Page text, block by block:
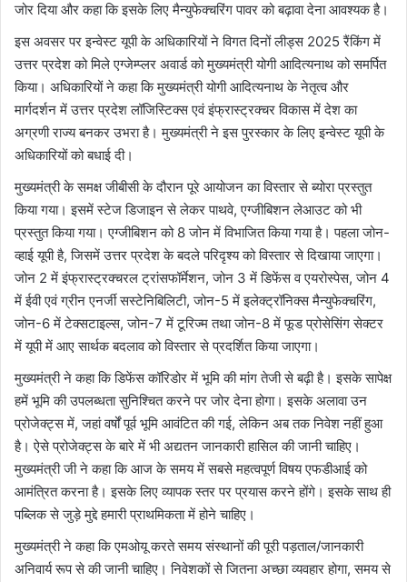
जोर दिया और कहा कि इसके लिए मैन्युफेक्चरिंग पावर को बढ़ावा देना आवश्यक है।
इस अवसर पर इन्वेस्ट यूपी के अधिकारियों ने विगत दिनों लीड्स 2025 रैंकिंग में
उत्तर प्रदेश को मिले एग्जेम्प्लर अवार्ड को मुख्यमंत्री योगी आदित्यनाथ को समर्पित
किया। अधिकारियों ने कहा कि मुख्यमंत्री योगी आदित्यनाथ के नेतृत्व और
मार्गदर्शन में उत्तर प्रदेश लॉजिस्टिक्स एवं इंफ्रास्ट्रक्चर विकास में देश का
अग्रणी राज्य बनकर उभरा है। मुख्यमंत्री ने इस पुरस्कार के लिए इन्वेस्ट यूपी के
अधिकारियों को बधाई दी।
मुख्यमंत्री के समक्ष जीबीसी के दौरान पूरे आयोजन का विस्तार से ब्योरा प्रस्तुत
किया गया। इसमें स्टेज डिजाइन से लेकर पाथवे, एग्जीबिशन लेआउट को भी
प्रस्तुत किया गया। एग्जीबिशन को 8 जोन में विभाजित किया गया है। पहला जोन-
व्हाई यूपी है, जिसमें उत्तर प्रदेश के बदले परिदृश्य को विस्तार से दिखाया जाएगा।
जोन 2 में इंफ्रास्ट्रक्चरल ट्रांसफॉर्मेशन, जोन 3 में डिफेंस व एयरोस्पेस, जोन 4
में ईवी एवं ग्रीन एनर्जी सस्टेनिबिलिटी, जोन-5 में इलेक्ट्रॉनिक्स मैन्युफेक्चरिंग,
जोन-6 में टेक्सटाइल्स, जोन-7 में टूरिज्म तथा जोन-8 में फूड प्रोसेसिंग सेक्टर
में यूपी में आए सार्थक बदलाव को विस्तार से प्रदर्शित किया जाएगा।
मुख्यमंत्री ने कहा कि डिफेंस कॉरिडोर में भूमि की मांग तेजी से बढ़ी है। इसके सापेक्ष
हमें भूमि की उपलब्धता सुनिश्चित करने पर जोर देना होगा। इसके अलावा उन
प्रोजेक्ट्स में, जहां वर्षों पूर्व भूमि आवंटित की गई, लेकिन अब तक निवेश नहीं हुआ
है। ऐसे प्रोजेक्ट्स के बारे में भी अद्यतन जानकारी हासिल की जानी चाहिए।
मुख्यमंत्री जी ने कहा कि आज के समय में सबसे महत्वपूर्ण विषय एफडीआई को
आमंत्रित करना है। इसके लिए व्यापक स्तर पर प्रयास करने होंगे। इसके साथ ही
पब्लिक से जुड़े मुद्दे हमारी प्राथमिकता में होने चाहिए।
मुख्यमंत्री ने कहा कि एमओयू करते समय संस्थानों की पूरी पड़ताल/जानकारी
अनिवार्य रूप से की जानी चाहिए। निवेशकों से जितना अच्छा व्यवहार होगा, समय से